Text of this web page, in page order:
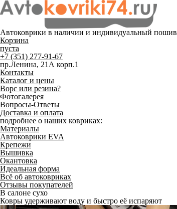
Автоковрики в наличии и индивидуальный пошив
Корзина
пуста
+7 (351) 277-91-67
пр.Ленина, 21А корп.1
Контакты
Каталог и цены
Ворс или резина?
Фотогалерея
Вопросы-Ответы
Доставка и оплата
подробнее о наших ковриках:
Материалы
Автоковрики EVA
Крепежи
Вышивка
Окантовка
Идеальная форма
Всё об автоковриках
Отзывы покупателей
В салоне сухо
Ковры удерживают воду и быстро её испаряют